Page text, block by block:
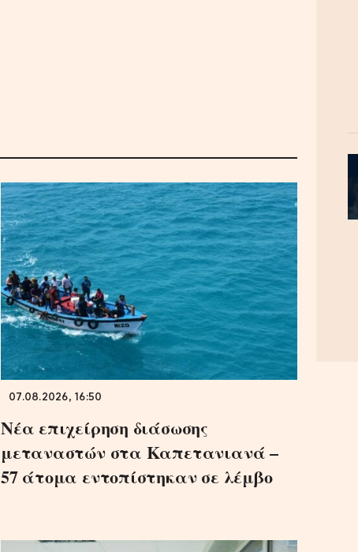
07.08.2026, 16:50
Νέα επιχείρηση διάσωσης
μεταναστών στα Καπετανιανά –
57 άτομα εντοπίστηκαν σε λέμβο